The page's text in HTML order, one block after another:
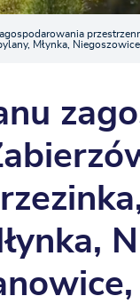
Młynka,